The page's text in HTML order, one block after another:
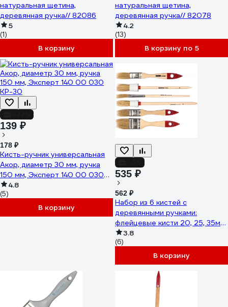
натуральная щетина,
деревянная ручка// 82086
5
(1)
В корзину
натуральная щетина,
деревянная ручка// 82078
4.2
(13)
В корзину по 5
139 ₽
178 ₽
Кисть-ручник универсальная
Акор, диаметр 30 мм, ручка
150 мм, Эксперт 140 00 030
КР-30
4.8
(5)
В корзину
535 ₽
562 ₽
Набор из 6 кистей с
деревянными ручками:
флейцевые кисти 20, 25, 35мм,
круглые кисти 20, 25мм, кисть
художественная МASTER
COLOR 30-0510
3.8
(6)
В корзину